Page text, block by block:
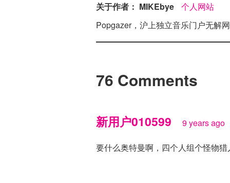
关于作者： MIKEbye
个人网站
Popgazer，沪上独立音乐门户无解
76 Comments
新用户010599 9 years ago
要什么奥特曼啊，四个人组个怪物